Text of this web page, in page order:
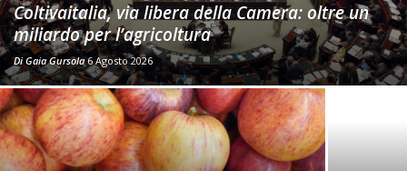
Coltivaitalia, via libera della Camera: oltre un
miliardo per l’agricoltura
DiGaia Gursola 6 Agosto 2026